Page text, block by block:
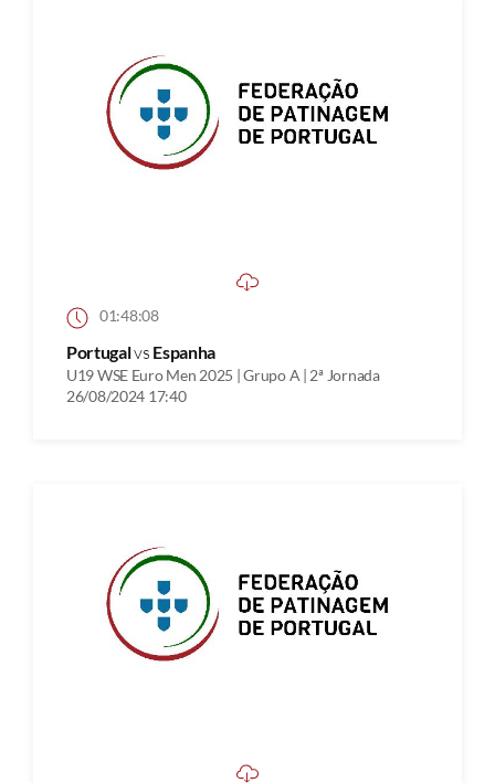
01:48:08
Portugalvs Espanha
U19 WSE Euro Men 2025 | Grupo A | 2ª Jornada
26/08/2024 17:40